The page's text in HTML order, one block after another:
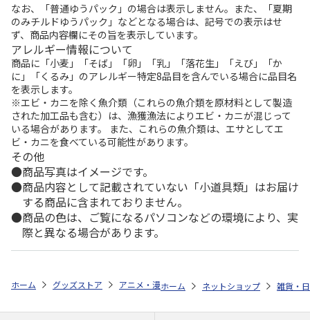
なお、「普通ゆうパック」の場合は表示しません。また、「夏期
のみチルドゆうパック」などとなる場合は、記号での表示はせ
ず、商品内容欄にその旨を表示しています。
アレルギー情報について
商品に「小麦」「そば」「卵」「乳」「落花生」「えび」「か
に」「くるみ」のアレルギー特定8品目を含んでいる場合に品目名
を表示します。
※エビ・カニを除く魚介類（これらの魚介類を原材料として製造
された加工品も含む）は、漁獲漁法によりエビ・カニが混じって
いる場合があります。 また、これらの魚介類は、エサとしてエ
ビ・カニを食べている可能性があります。
その他
商品写真はイメージです。
商品内容として記載されていない「小道具類」はお届け
する商品に含まれておりません。
商品の色は、ご覧になるパソコンなどの環境により、実
際と異なる場合があります。
ホーム グッズストア アニメ・漫画 ゲゲゲの鬼太郎
ホーム ネットショップ 雑貨・